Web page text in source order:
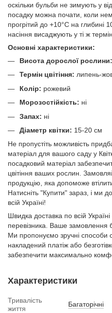
оскільки бульби не зимують у
посадку можна почати, коли
прогрітий до +10°С на глибині
насіння висаджують у ті ж
Основні характеристики:
Висота дорослої рослини:
Термін цвітіння: липень-
Колір: рожевий
Морозостійкість: ні
Запах: ні
Діаметр квітки: 15-20 см
Не пропустіть можливість
матеріал для вашого саду у
посадковий матеріал
цвітіння ваших рослин.
продукцію, яка допоможе
Натисніть "Купити" зараз, і ми
всій Україні!
Швидка доставка по всій
перевізника. Ваше замовлення
Ми пропонуємо зручні способи
накладений платіж або
забезпечити максимально
Характеристики
Тривалість
життя
Багаторічні